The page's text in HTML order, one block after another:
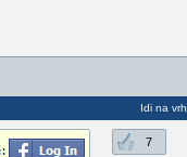
Idi na vrh
7